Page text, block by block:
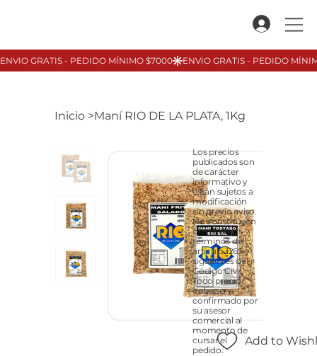
Inicio >Maní RIO DE LA PLATA, 1Kg
Add to
Los precios
publicados son
de carácter
informativo y
están sujetos a
modificación
sin previo aviso.
No constituyen
oferta en los
términos del
artículo 1265 y
siguientes del
Código Civil.
Todo precio
debe ser
confirmado por
su asesor
comercial al
momento de
cursar el
pedido.